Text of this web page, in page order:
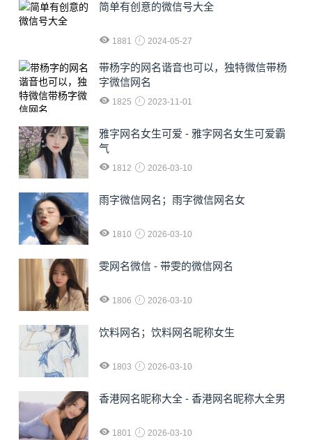
简单有创意的微信号大全
1881 2024-05-27
​带杨字的网名谐音也可以，独特微信带杨
字微信网名
1825 2023-11-01
雅字网名女生可爱 - 雅字网名女生可爱霸
气
1812 2026-03-10
雨字微信网名；雨字微信网名女
1810 2026-03-10
雯网名微信 - 带雯的微信网名
1806 2026-03-10
饮料网名；饮料网名昵称女生
1803 2026-03-10
香港网名昵称大全 - 香港网名昵称大全男
1801 2026-03-10